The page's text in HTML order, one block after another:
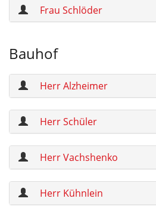
Frau Schlöder
Bauhof
Herr Alzheimer
Herr Schüler
Herr Vachshenko
Herr Kühnlein